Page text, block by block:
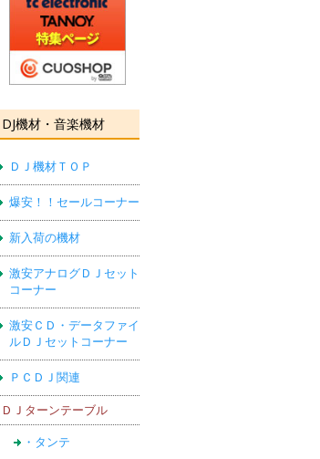
DJ機材・音楽機材
ＤＪ機材ＴＯＰ
爆安！！セールコーナー
新入荷の機材
激安アナログＤＪセット
コーナー
激安ＣＤ・データファイ
ルＤＪセットコーナー
ＰＣＤＪ関連
ＤＪターンテーブル
・タンテ